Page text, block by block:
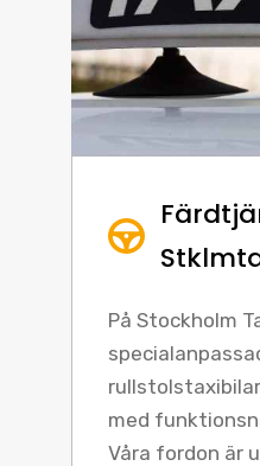
På Stockholm
med
Våra fordon är